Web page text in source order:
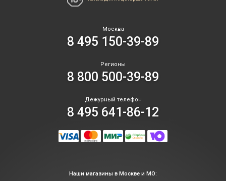
Москва
8 495 150-39-89
Регионы
8 800 500-39-89
Дежурный телефон
8 495 641-86-12
Наши магазины в Москве и МО: